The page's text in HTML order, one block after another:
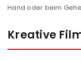
Hand oder beim
Kreative